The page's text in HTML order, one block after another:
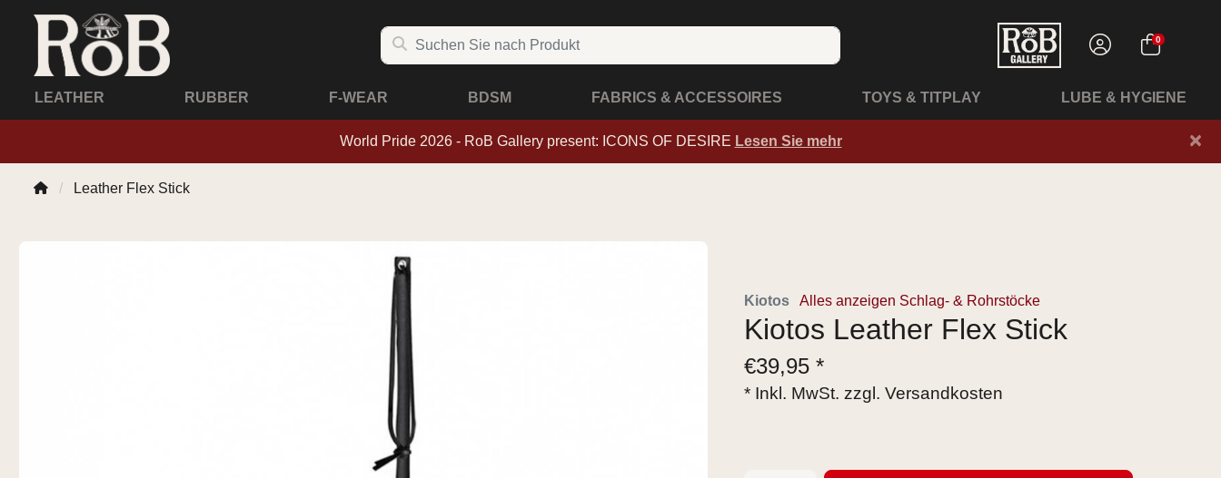
0
LEATHER RUBBER F-WEAR BDSM FABRICS & ACCESSOIRES TOYS & TITPLAY LUBE & HYGIENE
World Pride 2026 - RoB Gallery present: ICONS OF DESIRE Lesen Sie mehr ×
Leather Flex Stick
Kiotos Alles anzeigen Schlag- & Rohrstöcke
Kiotos Leather Flex Stick
€39,95 *
* Inkl. MwSt. zzgl.Versandkosten